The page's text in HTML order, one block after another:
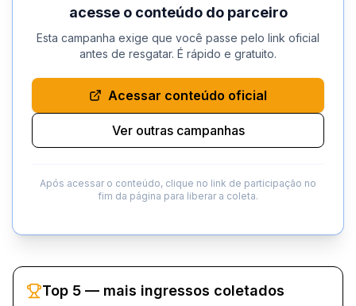
acesse o conteúdo do parceiro
Esta campanha exige que você passe pelo link oficial
antes de resgatar. É rápido e gratuito.
Acessar conteúdo oficial
Ver outras campanhas
Após acessar o conteúdo, clique no link de participação no
fim da página para liberar a coleta.
Top 5 — mais ingressos coletados